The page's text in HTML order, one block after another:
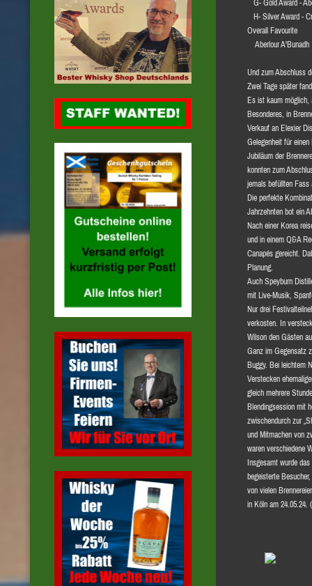
G- Gold Award -
H- Silver Award -
Overall Favourite
Aberlour A'Bunadh
Und zum Abschluss
Zwei Tage später
Es ist kaum möglich,
Besonderes, in
Verkauf an Elexier
Gelegenheit für
Jubiläum der
konnten zum
jemals befüllten
Die perfekte
Jahrzehnten bot ein
Nach einer Korea
und in einem Q&A
Canapés gereicht.
Planung.
Auch Speyburn
mit Live-Musik,
Nur drei
verkosten. In
Wilson den Gästen
Ganz im Gegensatz
Buggy. Bei leichtem
Verstecken
gleich mehrere
Blendingsession mit
zwischendurch zur
und Mitmachen von
waren verschiedene
Insgesamt wurde
begeisterte
von vielen
in Köln am 24.05.24.